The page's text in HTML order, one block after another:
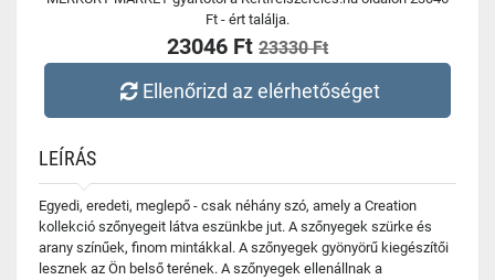
Ft - ért találja.
23046 Ft 23330 Ft
Ellenőrizd az elérhetőséget
LEÍRÁS
Egyedi, eredeti, meglepő - csak néhány szó, amely a Creation
kollekció szőnyegeit látva eszünkbe jut. A szőnyegek szürke és
arany színűek, finom mintákkal. A szőnyegek gyönyörű kiegészítői
lesznek az Ön belső terének. A szőnyegek ellenállnak a